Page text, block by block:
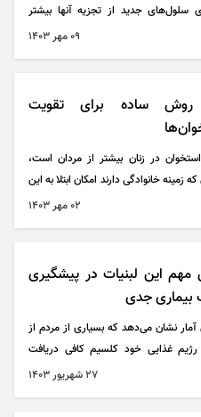
سلول‌های جدید از تجزیه آنها بیشتر
به این ترتیب تراکم استخوان هم افزایش
۰۹ مهر ۱۴۰۳
ساده برای تقویت
در زنان بیشتر از مردان است،
که زمینه خانوادگی دارند امکان ابتلا به این
در آنها بیشتر است. تشخیص این بیماری
۰۲ مهر ۱۴۰۳
این لبنیات در پیشگیری
بیماری جدی
نشان می‌دهد که بسیاری از مردم از
غذایی خود کلسیم کافی دریافت
غذا‌های لبنی مانند شیر، ماست و پنیر
۲۷ شهريور ۱۴۰۳